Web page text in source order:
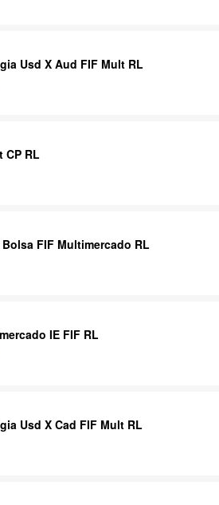
Usd X Aud FIF Mult RL
CP RL
FIF Multimercado RL
IE FIF RL
Usd X Cad FIF Mult RL